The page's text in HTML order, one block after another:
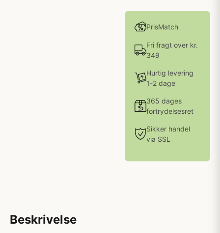
PrisMatch
Fri fragt over kr.
349
Hurtig levering
1-2 dage
365 dages
fortrydelsesret
Sikker handel
via SSL
Beskrivelse